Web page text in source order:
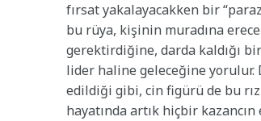
fırsat yakalayacakken bir
bu rüya, kişinin muradına
gerektirdiğine, darda kaldığı
lider haline geleceğine yorulur.
edildiği gibi, cin figürü de bu
hayatında artık hiçbir